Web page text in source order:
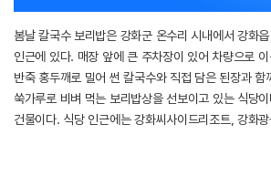
봄날 칼국수 보리밥은 강화군 온수리 시내에서 강화
인근에 있다. 매장 앞에 큰 주차장이 있어 차량으로
반죽 홍두깨로 밀어 썬 칼국수와 직접 담은 된장과 함
쑥가루로 비벼 먹는 보리밥상을 선보이고 있는 식당
건물이다. 식당 인근에는 강화씨사이드리조트, 강화광